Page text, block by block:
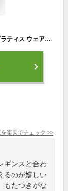
【専門店ならではの豊富な品揃え！】 ヨガウェア ピラティス ウェア レディース ヨガ トップス 長袖 スウェット ショート丈 丈短め ホットヨガ 快適 レディース おしゃれ かわいい スポーツウェア トレーニングウェア ピラティスウェア ジム ダイエット 体型カバー
楽天でチェック >>
ギンスと合わ
るのが嬉しい
もたつきがな